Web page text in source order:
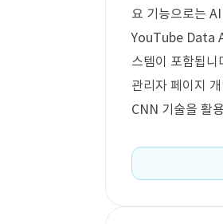
요 기능으로는
YouTube Data
스템이 포함됩
관리자 페이지
CNN 기술을 활